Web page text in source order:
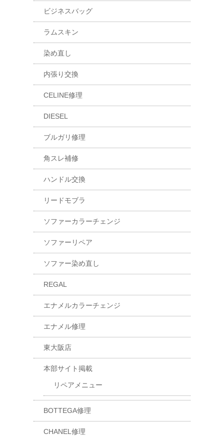
ビジネスバッグ
ラムスキン
染め直し
内張り交換
CELINE修理
DIESEL
ブルガリ修理
角スレ補修
ハンドル交換
リードモブラ
ソファーカラーチェンジ
ソファーリペア
ソファー染め直し
REGAL
エナメルカラーチェンジ
エナメル修理
東大阪店
本部サイト掲載
リペアメニュー
BOTTEGA修理
CHANEL修理